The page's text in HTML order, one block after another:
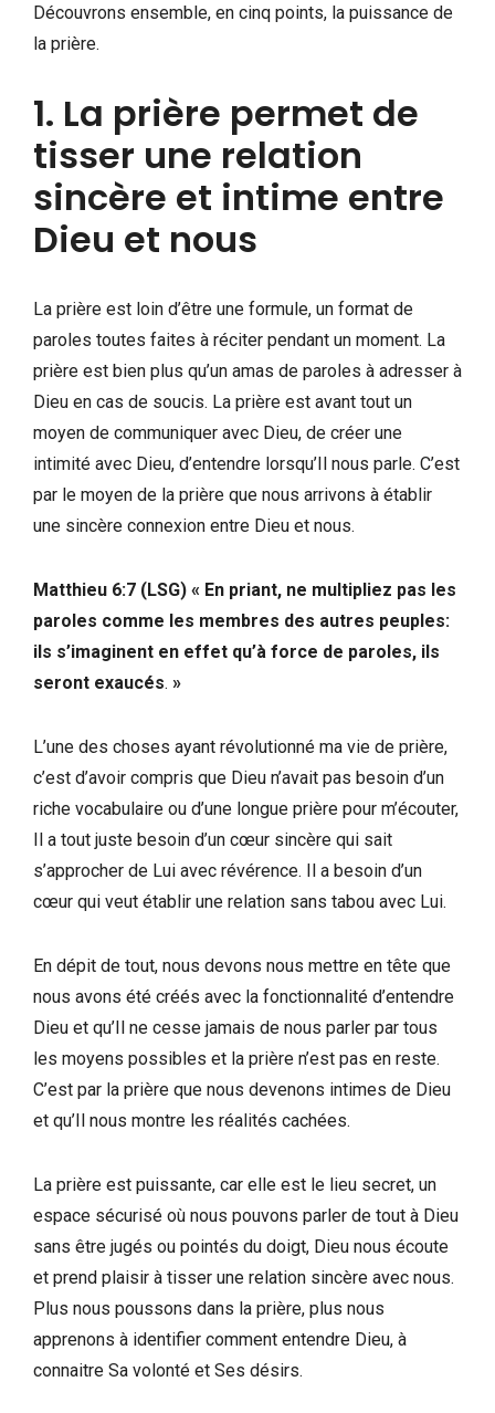
Découvrons ensemble, en cinq points, la puissance de
la prière.
1. La prière permet de
tisser une relation
sincère et intime entre
Dieu et nous
La prière est loin d’être une formule, un format de
paroles toutes faites à réciter pendant un moment. La
prière est bien plus qu’un amas de paroles à adresser à
Dieu en cas de soucis. La prière est avant tout un
moyen de communiquer avec Dieu, de créer une
intimité avec Dieu, d’entendre lorsqu’Il nous parle. C’est
par le moyen de la prière que nous arrivons à établir
une sincère connexion entre Dieu et nous.
Matthieu 6:7 (LSG) « En priant, ne multipliez pas les
paroles comme les membres des autres peuples:
ils s’imaginent en effet qu’à force de paroles, ils
seront exaucés. »
L’une des choses ayant révolutionné ma vie de prière,
c’est d’avoir compris que Dieu n’avait pas besoin d’un
riche vocabulaire ou d’une longue prière pour m’écouter,
Il a tout juste besoin d’un cœur sincère qui sait
s’approcher de Lui avec révérence. Il a besoin d’un
cœur qui veut établir une relation sans tabou avec Lui.
En dépit de tout, nous devons nous mettre en tête que
nous avons été créés avec la fonctionnalité d’entendre
Dieu et qu’Il ne cesse jamais de nous parler par tous
les moyens possibles et la prière n’est pas en reste.
C’est par la prière que nous devenons intimes de Dieu
et qu’Il nous montre les réalités cachées.
La prière est puissante, car elle est le lieu secret, un
espace sécurisé où nous pouvons parler de tout à Dieu
sans être jugés ou pointés du doigt, Dieu nous écoute
et prend plaisir à tisser une relation sincère avec nous.
Plus nous poussons dans la prière, plus nous
apprenons à identifier comment entendre Dieu, à
connaitre Sa volonté et Ses désirs.